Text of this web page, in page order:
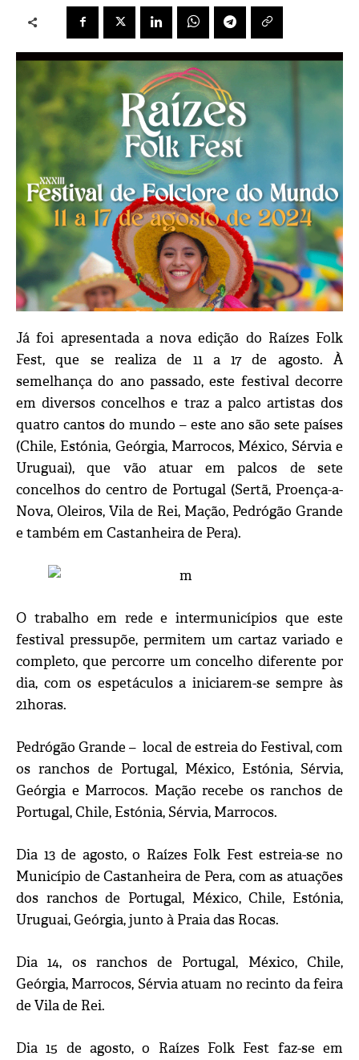
Já foi apresentada a nova edição do Raízes Folk
Fest, que se realiza de 11 a 17 de agosto. À
semelhança do ano passado, este festival decorre
em diversos concelhos e traz a palco artistas dos
quatro cantos do mundo – este ano são sete países
(Chile, Estónia, Geórgia, Marrocos, México, Sérvia e
Uruguai), que vão atuar em palcos de sete
concelhos do centro de Portugal (Sertã, Proença-a-
Nova, Oleiros, Vila de Rei, Mação, Pedrógão Grande
e também em Castanheira de Pera).
O trabalho em rede e intermunicípios que este
festival pressupõe, permitem um cartaz variado e
completo, que percorre um concelho diferente por
dia, com os espetáculos a iniciarem-se sempre às
21horas.
Pedrógão Grande – local de estreia do Festival, com
os ranchos de Portugal, México, Estónia, Sérvia,
Geórgia e Marrocos. Mação recebe os ranchos de
Portugal, Chile, Estónia, Sérvia, Marrocos.
Dia 13 de agosto, o Raízes Folk Fest estreia-se no
Município de Castanheira de Pera, com as atuações
dos ranchos de Portugal, México, Chile, Estónia,
Uruguai, Geórgia, junto à Praia das Rocas.
Dia 14, os ranchos de Portugal, México, Chile,
Geórgia, Marrocos, Sérvia atuam no recinto da feira
de Vila de Rei.
Dia 15 de agosto, o Raízes Folk Fest faz-se em